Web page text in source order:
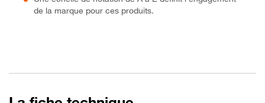
de la marque pour ces produits.